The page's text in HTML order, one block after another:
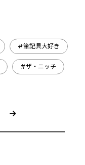
#筆記具大好き
#ザ・ニッチ